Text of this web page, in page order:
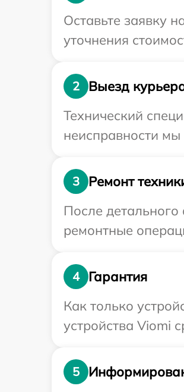
Оставьте заявку
уточнения
2
Выезд
Технический
неисправности мы
3
Ремонт
После
ремонтные
4
Гарантия
Как только
устройства Viomi
5